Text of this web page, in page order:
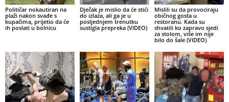
Političar nokautiran na
plaži nakon svađe s
kupačima, prijetio da će
ih poslati u bolnicu
Dječak je mislio da će stići
do izlaza, ali ga je u
posljednjem trenutku
sustigla prepreka (VIDEO)
Mislili su da provociraju
običnog gosta u
restoranu. Kada su
shvatili ko zapravo sjedi
za stolom, više im nije
bilo do šale (VIDEO)